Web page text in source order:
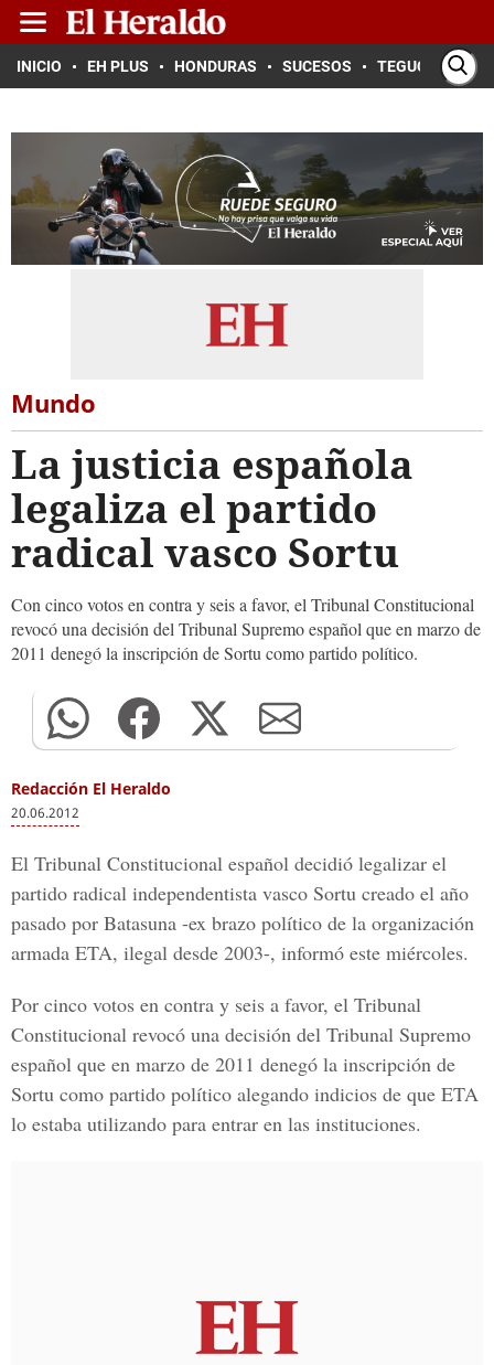
INICIO EH PLUS HONDURAS SUCESOS TEGUCIGALPA
Mundo
La justicia española
legaliza el partido
radical vasco Sortu
Con cinco votos en contra y seis a favor, el Tribunal Constitucional
revocó una decisión del Tribunal Supremo español que en marzo de
2011 denegó la inscripción de Sortu como partido político.
Redacción El Heraldo
20.06.2012
El Tribunal Constitucional español decidió legalizar el
partido radical independentista vasco Sortu creado el año
pasado por Batasuna -ex brazo político de la organización
armada ETA, ilegal desde 2003-, informó este miércoles.
Por cinco votos en contra y seis a favor, el Tribunal
Constitucional revocó una decisión del Tribunal Supremo
español que en marzo de 2011 denegó la inscripción de
Sortu como partido político alegando indicios de que ETA
lo estaba utilizando para entrar en las instituciones.